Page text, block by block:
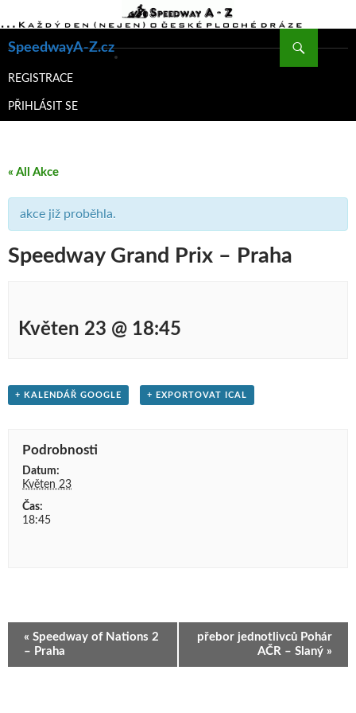
SpeedwayA-Z.cz
K
WEBU
REGISTRACE
PŘIHLÁSIT SE
« All Akce
akce již proběhla.
Speedway Grand Prix – Praha
Květen 23 @ 18:45
+ KALENDÁŘ GOOGLE + EXPORTOVAT ICAL
Podrobnosti
Datum:
Květen 23
Čas:
18:45
Navigace
pro
Akce
« Speedway of Nations 2
– Praha
přebor jednotlivců Pohár
AČR – Slaný »